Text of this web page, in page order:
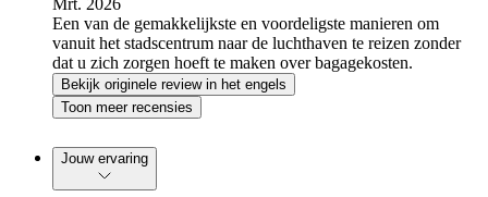
Mrt. 2026
Een van de gemakkelijkste en voordeligste manieren om
vanuit het stadscentrum naar de luchthaven te reizen zonder
dat u zich zorgen hoeft te maken over bagagekosten.
Bekijk originele review in het engels
Toon meer recensies
Jouw ervaring